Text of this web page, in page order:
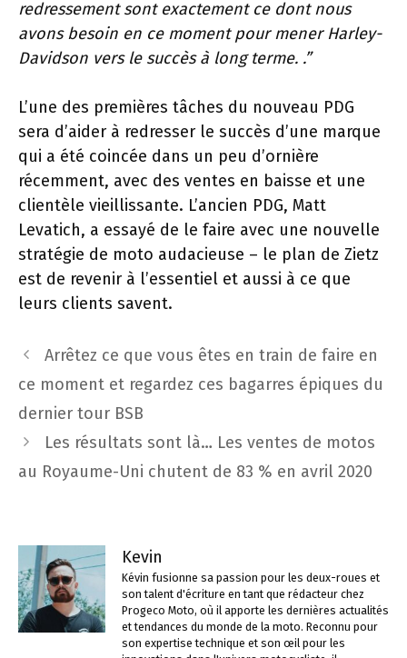
redressement sont exactement ce dont nous
avons besoin en ce moment pour mener Harley-
Davidson vers le succès à long terme. .”
L’une des premières tâches du nouveau PDG
sera d’aider à redresser le succès d’une marque
qui a été coincée dans un peu d’ornière
récemment, avec des ventes en baisse et une
clientèle vieillissante. L’ancien PDG, Matt
Levatich, a essayé de le faire avec une nouvelle
stratégie de moto audacieuse – le plan de Zietz
est de revenir à l’essentiel et aussi à ce que
leurs clients savent.
Navigation
des
articles
Arrêtez ce que vous êtes en train de faire en
ce moment et regardez ces bagarres épiques du
dernier tour BSB
Les résultats sont là… Les ventes de motos
au Royaume-Uni chutent de 83 % en avril 2020
Kevin
Kévin fusionne sa passion pour les deux-roues et
son talent d'écriture en tant que rédacteur chez
Progeco Moto, où il apporte les dernières actualités
et tendances du monde de la moto. Reconnu pour
son expertise technique et son œil pour les